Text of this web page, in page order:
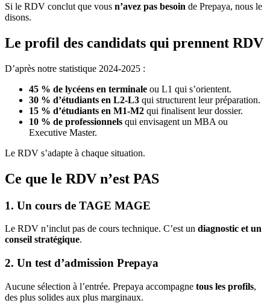
Si le RDV conclut que vous n’avez pas besoin de Prepaya, nous le
disons.
Le profil des candidats qui prennent RDV
D’après notre statistique 2024-2025 :
45 % de lycéens en terminale ou L1 qui s’orientent.
30 % d’étudiants en L2-L3 qui structurent leur préparation.
15 % d’étudiants en M1-M2 qui finalisent leur dossier.
10 % de professionnels qui envisagent un MBA ou
Executive Master.
Le RDV s’adapte à chaque situation.
Ce que le RDV n’est PAS
1. Un cours de TAGE MAGE
Le RDV n’inclut pas de cours technique. C’est un diagnostic et un
conseil stratégique.
2. Un test d’admission Prepaya
Aucune sélection à l’entrée. Prepaya accompagne tous les profils,
des plus solides aux plus marginaux.